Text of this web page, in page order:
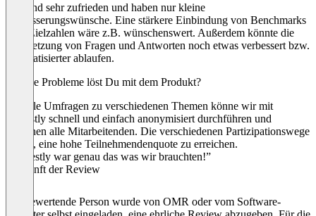
Wir sind sehr zufrieden und haben nur kleine
Verbesserungswünsche. Eine stärkere Einbindung von Benchmarks
oder Zielzahlen wäre z.B. wünschenswert. Außerdem könnte die
Übersetzung von Fragen und Antworten noch etwas verbessert bzw.
automatisierter ablaufen.
Welche Probleme löst Du mit dem Produkt?
Globale Umfragen zu verschiedenen Themen könne wir mit
Honestly schnell und einfach anonymisiert durchführen und
erreichen alle Mitarbeitenden. Die verschiedenen Partizipationswege
helfen, eine hohe Teilnehmendenquote zu erreichen.
“Honestly war genau das was wir brauchten!”
Herkunft der Review
Die bewertende Person wurde von OMR oder vom Software-